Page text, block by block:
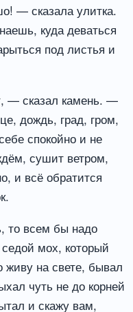
— сказала улитка.
куда деваться
под листья и
— сказал камень. —
дождь, град, гром,
спокойно и не
сушит ветром,
и всё обратится
то всем бы надо
мох, который
на свете, бывал
чуть не до корней
и скажу вам,